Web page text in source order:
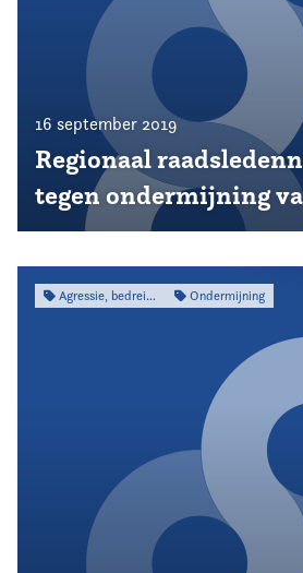
16 september 2019
Regionaal
tegen ondermijning
Agressie, bedreiging & intimidatie Ondermijning